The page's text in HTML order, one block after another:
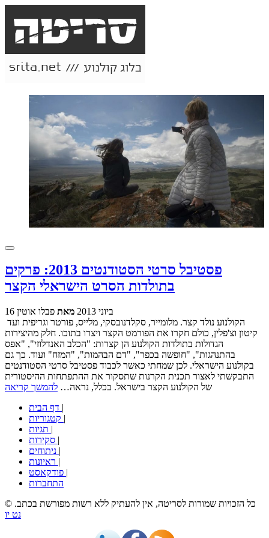
פסטיבל סרטי הסטודנטים 2013: פרקים
בתולדות הסרט הישראלי הקצר
16 ביוני 2013 מאת פבלו אוטין
קיטון וצ'פלין, כולם חקרו את הפורמט הקצר ויצרו בתוכו. חלק מהיצירות
הגדולות בתולדות הקולנוע הן קצרות: "הכלב האנדלוזי", "אפס
בהתנהגות", "חופשה בכפר", "דם הבהמות", "המזח" ועוד. כך גם
בקולנוע הישראלי. לכן שמחתי כאשר לכבוד פסטיבל סרטי הסטודנטים
התבקשתי לאצור תכנית הקרנות שתסקור את ההתפתחות ההיסטורית
של הקולנוע הקצר בישראל. בכלל, נראה… להמשך קריאה
|
|
|
|
|
|
|
התחברות
© כל הזכויות שמורות לסריטה, אין להעתיק ללא רשות מפורשת בכתב.
נט יו